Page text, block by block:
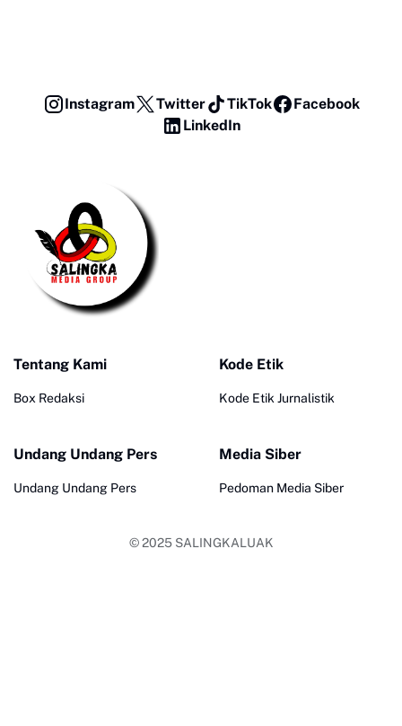
Instagram Twitter TikTok
Facebook
LinkedIn
Tentang Kami
Box Redaksi
Kode Etik
Kode Etik Jurnalistik
Undang Undang Pers
Undang Undang Pers
Media Siber
Pedoman Media Siber
© 2025 SALINGKALUAK